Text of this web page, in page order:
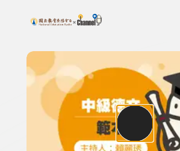
上方功能區塊
搜尋關鍵字：可輸入節目名稱、主持